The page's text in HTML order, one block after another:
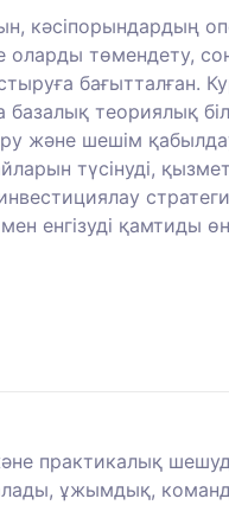
кәсіпорындардың
оларды төмендету,
бағытталған.
теориялық
және шешім
түсінуді,
енгізуді қамтиды
практикалық
ұжымдық,